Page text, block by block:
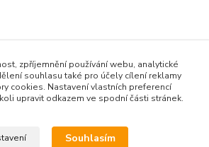
zpříjemnění používání webu, analytické
souhlasu také pro účely cílení reklamy
cookies. Nastavení vlastních preferencí
upravit odkazem ve spodní části stránek.
Souhlasím